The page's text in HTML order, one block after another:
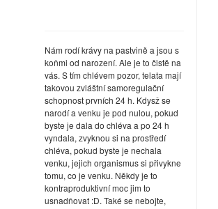
Nám rodí krávy na pastvině a jsou s
koňmi od narození. Ale je to čistě na
vás. S tím chlévem pozor, telata mají
takovou zvláštní samoregulační
schopnost prvních 24 h. Kdysž se
narodí a venku je pod nulou, pokud
byste je dala do chléva a po 24 h
vyndala, zvyknou si na prostředí
chléva, pokud byste je nechala
venku, jejich organismus si přivykne
tomu, co je venku. Někdy je to
kontraproduktivní moc jim to
usnadňovat :D. Také se nebojte,